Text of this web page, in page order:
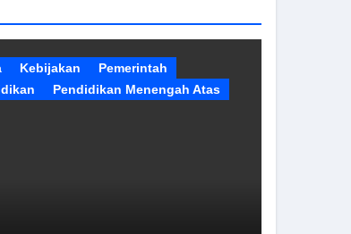
Kebijakan
Pemerintah
Pendidikan Menengah Atas